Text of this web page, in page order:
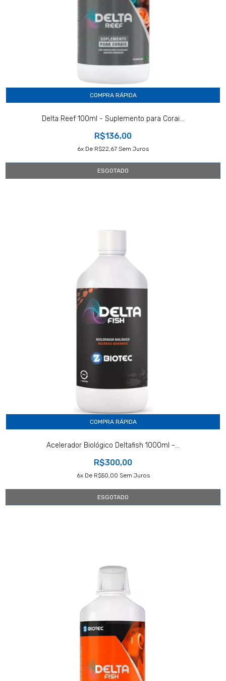
COMPRA RÁPIDA
Delta Reef 100ml - Suplemento para Corai...
R$136,00
6X De R$22,67 Sem Juros
ESGOTADO
COMPRA RÁPIDA
Acelerador Biológico Deltafish 1000ml -...
R$300,00
6X De R$50,00 Sem Juros
ESGOTADO